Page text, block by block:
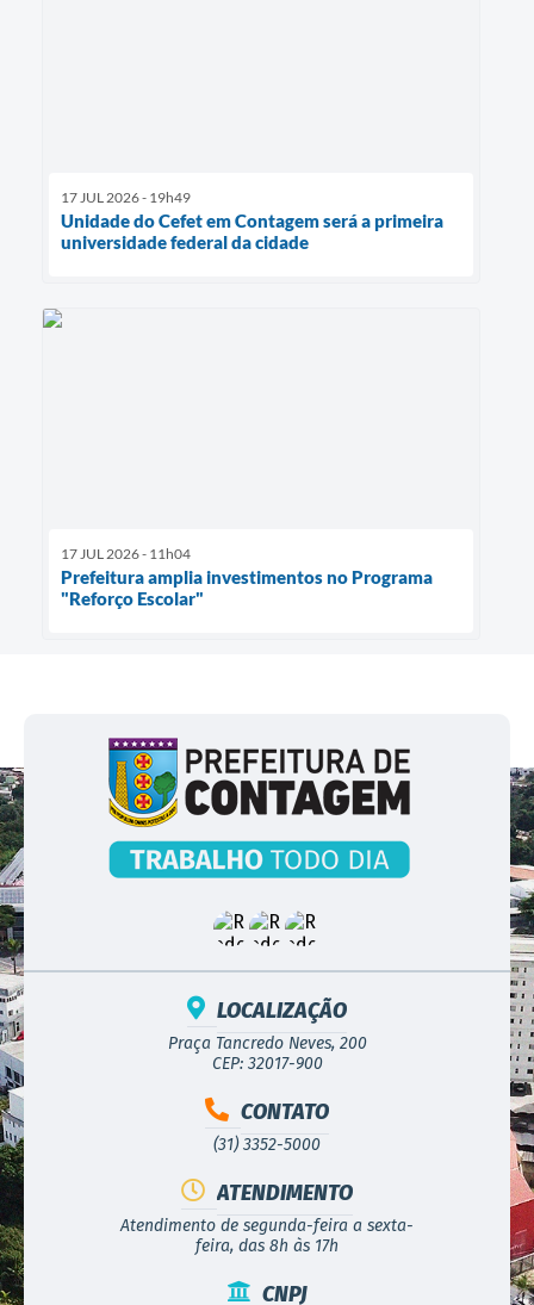
17 JUL 2026 - 19h49
Unidade do Cefet em Contagem será a primeira
universidade federal da cidade
17 JUL 2026 - 11h04
Prefeitura amplia investimentos no Programa
"Reforço Escolar"
LOCALIZAÇÃO
Praça Tancredo Neves, 200
CEP: 32017-900
CONTATO
(31) 3352-5000
ATENDIMENTO
Atendimento de segunda-feira a sexta-
feira, das 8h às 17h
CNPJ